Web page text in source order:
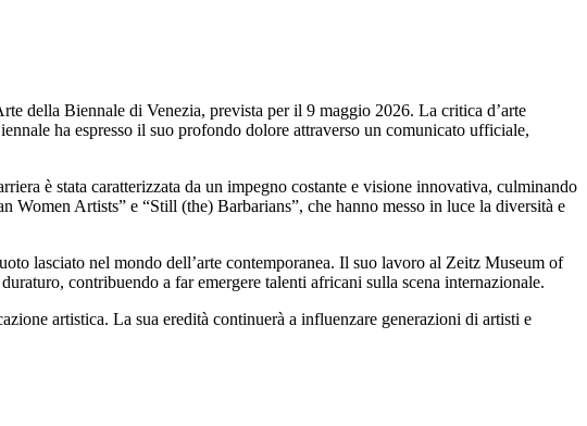
della Biennale di Venezia, prevista per il 9 maggio 2026. La critica d’arte
ha espresso il suo profondo dolore attraverso un comunicato ufficiale,
è stata caratterizzata da un impegno costante e visione innovativa, culminando
Artists” e “Still (the) Barbarians”, che hanno messo in luce la diversità e
lasciato nel mondo dell’arte contemporanea. Il suo lavoro al Zeitz Museum of
contribuendo a far emergere talenti africani sulla scena internazionale.
artistica. La sua eredità continuerà a influenzare generazioni di artisti e